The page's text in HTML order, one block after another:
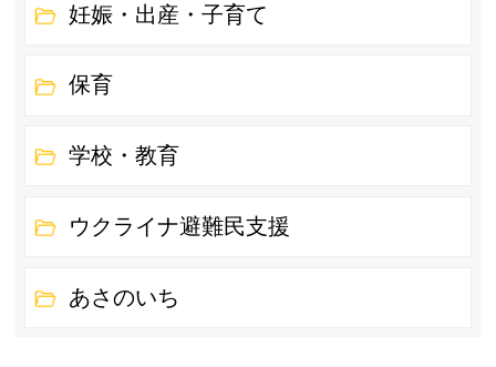
妊娠・出産・子育て
保育
学校・教育
ウクライナ避難民支援
あさのいち